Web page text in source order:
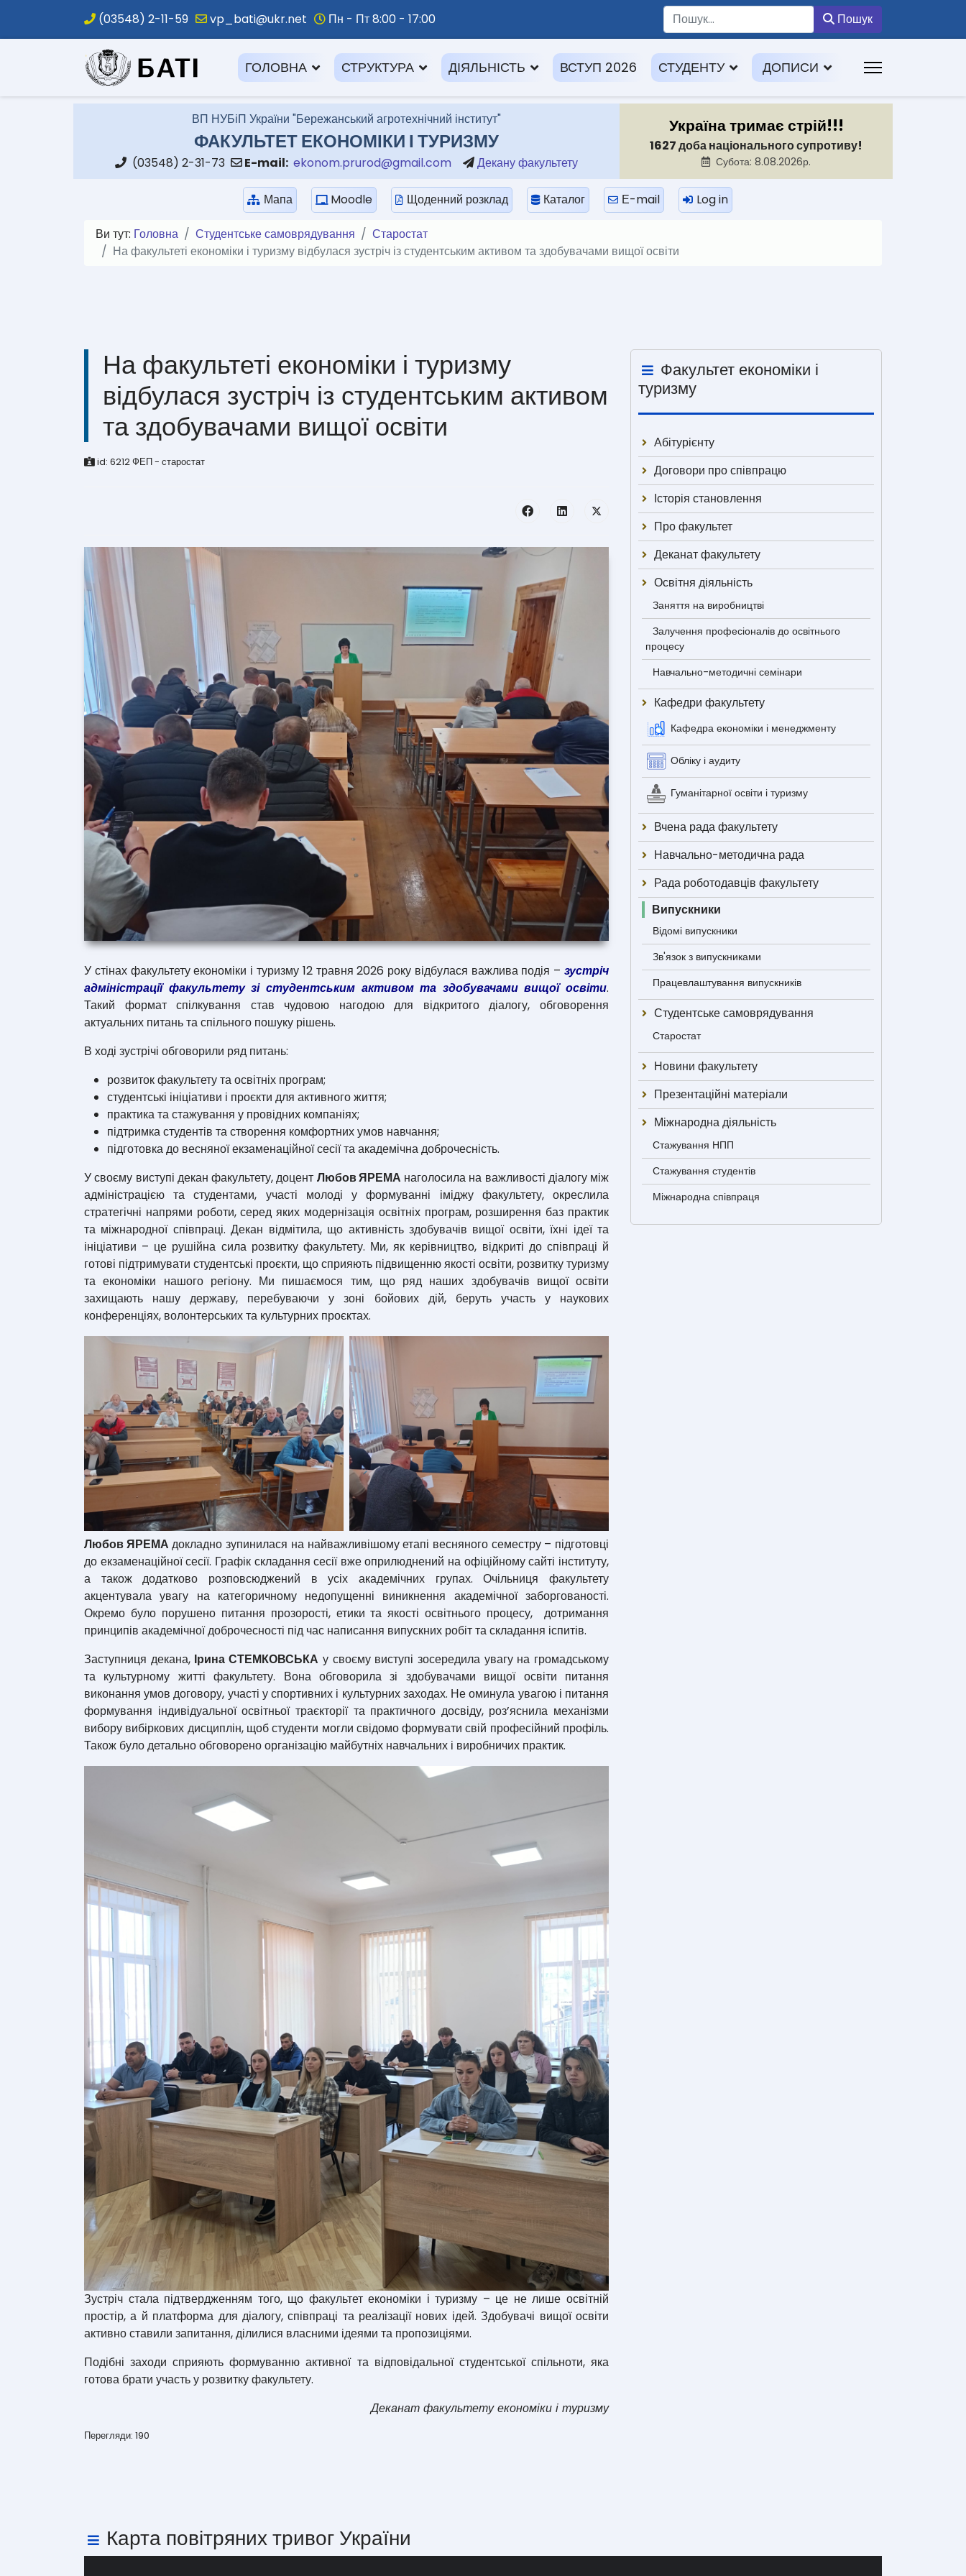
(03548) 2-11-59 vp_bati@ukr.net Пн - Пт 8:00 - 17:00 Пошук
.
ГОЛОВНА СТРУКТУРА ДІЯЛЬНІСТЬ ВСТУП 2026 СТУДЕНТУ ДОПИСИ
ВП НУБіП України "Бережанський агротехнічний інститут"
ФАКУЛЬТЕТ ЕКОНОМІКИ І ТУРИЗМУ
(03548) 2-31-73 E-mail: ekonom.prurod@gmail.com Декану факультету
Україна тримає стрій!!!
1627 доба національного супротиву!
Субота: 8.08.2026р.
Мапа Moodle Щоденний розклад Каталог Е-mail Log in
Ви тут: Головна Студентське самоврядування
Старостат
На факультеті економіки і туризму відбулася зустріч із студентським активом та здобувачами вищої освіти
На факультеті економіки і туризму
відбулася зустріч із студентським активом
та здобувачами вищої освіти
id: 6212ФЕП - старостат
У стінах факультету економіки і туризму 12 травня 2026 року відбулася важлива подія – зустріч
адміністрації факультету зі студентським активом та здобувачами вищої освіти.
Такий формат спілкування став чудовою нагодою для відкритого діалогу, обговорення
актуальних питань та спільного пошуку рішень.
В ході зустрічі обговорили ряд питань:
розвиток факультету та освітніх програм;
студентські ініціативи і проєкти для активного життя;
практика та стажування у провідних компаніях;
підтримка студентів та створення комфортних умов навчання;
підготовка до весняної екзаменаційної сесії та академічна доброчесність.
У своєму виступі декан факультету, доцент Любов ЯРЕМА наголосила на важливості діалогу між
адміністрацією та студентами, участі молоді у формуванні іміджу факультету, окреслила
стратегічні напрями роботи, серед яких модернізація освітніх програм, розширення баз практик
та міжнародної співпраці. Декан відмітила, що активність здобувачів вищої освіти, їхні ідеї та
ініціативи – це рушійна сила розвитку факультету. Ми, як керівництво, відкриті до співпраці й
готові підтримувати студентські проєкти, що сприяють підвищенню якості освіти, розвитку туризму
та економіки нашого регіону. Ми пишаємося тим, що ряд наших здобувачів вищої освіти
захищають нашу державу, перебуваючи у зоні бойових дій, беруть участь у наукових
конференціях, волонтерських та культурних проєктах.
Любов ЯРЕМА докладно зупинилася на найважливішому етапі весняного семестру – підготовці
до екзаменаційної сесії. Графік складання сесії вже оприлюднений на офіційному сайті інституту,
а також додатково розповсюджений в усіх академічних групах. Очільниця факультету
акцентувала увагу на категоричному недопущенні виникнення академічної заборгованості.
Окремо було порушено питання прозорості, етики та якості освітнього процесу, дотримання
принципів академічної доброчесності під час написання випускних робіт та складання іспитів.
Заступниця декана, Ірина СТЕМКОВСЬКА у своєму виступі зосередила увагу на громадському
та культурному житті факультету. Вона обговорила зі здобувачами вищої освіти питання
виконання умов договору, участі у спортивних і культурних заходах. Не оминула увагою і питання
формування індивідуальної освітньої траєкторії та практичного досвіду, роз’яснила механізми
вибору вибіркових дисциплін, щоб студенти могли свідомо формувати свій професійний профіль.
Також було детально обговорено організацію майбутніх навчальних і виробничих практик.
Зустріч стала підтвердженням того, що факультет економіки і туризму – це не лише освітній
простір, а й платформа для діалогу, співпраці та реалізації нових ідей. Здобувачі вищої освіти
активно ставили запитання, ділилися власними ідеями та пропозиціями.
Подібні заходи сприяють формуванню активної та відповідальної студентської спільноти, яка
готова брати участь у розвитку факультету.
Деканат факультету економіки і туризму
Перегляди: 190
Факультет економіки і
туризму
Абітурієнту
Договори про співпрацю
Історія становлення
Про факультет
Деканат факультету
Освітня діяльність
Заняття на виробництві
Залучення професіоналів до освітнього
процесу
Навчально-методичні семінари
Кафедри факультету
Кафедра економіки і менеджменту
Обліку і аудиту
Гуманітарної освіти і туризму
Вчена рада факультету
Навчально-методична рада
Рада роботодавців факультету
Випускники
Відомі випускники
Зв'язок з випускниками
Працевлаштування випускників
Студентське самоврядування
Старостат
Новини факультету
Презентаційні матеріали
Міжнародна діяльність
Стажування НПП
Стажування студентів
Міжнародна співпраця
Карта повітряних тривог України